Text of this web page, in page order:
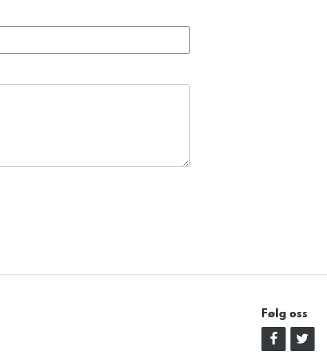
Følg oss